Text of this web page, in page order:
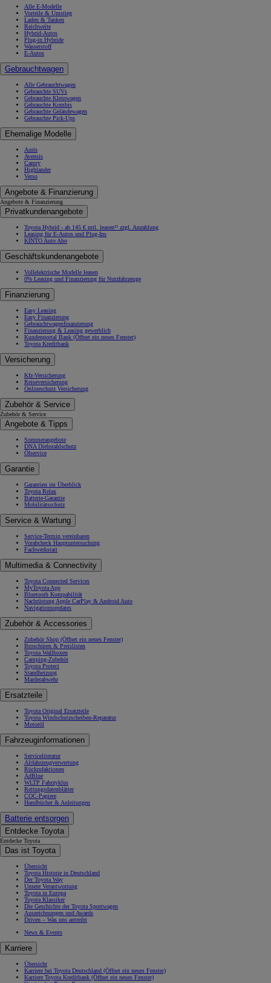
Alle E-Modelle
Vorteile & Umstieg
Laden & Tanken
Reichweite
Hybrid-Autos
Plug-in Hybride
Wasserstoff
E-Autos
Gebrauchtwagen
Alle Gebrauchtwagen
Gebrauchte SUVs
Gebrauchte Kleinwagen
Gebrauchte Kombis
Gebrauchte Geländewagen
Gebrauchte Pick-Ups
Ehemalige Modelle
Auris
Avensis
Camry
Highlander
Verso
Angebote & Finanzierung
Angebote & Finanzierung
Privatkundenangebote
Toyota Hybrid - ab 145 € mtl. leasen¹² zzgl. Anzahlung
Leasing für E-Autos und Plug-Ins
KINTO Auto Abo
Geschäftskundenangebote
Vollelektrische Modelle leasen
0% Leasing und Finanzierung für Nutzfahrzeuge
Finanzierung
Easy Leasing
Easy Finanzierung
Gebrauchtwagenfinanzierung
Finanzierung & Leasing gewerblich
Kundenportal Bank (Öffnet ein neues Fenster)
Toyota Kreditbank
Versicherung
Kfz-Versicherung
Reiseversicherung
Onlineschutz Versicherung
Zubehör & Service
Zubehör & Service
Angebote & Tipps
Sommerangebote
DNA Diebstahlschutz
Ölservice
Garantie
Garantien im Überblick
Toyota Relax
Batterie-Garantie
Mobilitätsschutz
Service & Wartung
Service-Termin vereinbaren
Vorabcheck Hauptuntersuchung
Fachwerkstatt
Multimedia & Connectivity
Toyota Connected Services
MyToyota App
Bluetooth Kompabilität
Nachrüstung Apple CarPlay & Android Auto
Navigationsupdates
Zubehör & Accessories
Zubehör Shop (Öffnet ein neues Fenster)
Broschüren & Preislisten
Toyota Wallboxen
Camping-Zubehör
Toyota Protect
Standheizung
Marderabwehr
Ersatzteile
Toyota Original Ersatzteile
Toyota Windschutzscheiben-Reparatur
Motoröl
Fahrzeuginformationen
Serviceliteratur
Altfahrzeugverwertung
Rückrufaktionen
AdBlue
WLTP Fahrzyklus
Rettungsdatenblätter
COC-Papiere
Handbücher & Anleitungen
Batterie entsorgen
Entdecke Toyota
Entdecke Toyota
Das ist Toyota
Übersicht
Toyota Historie in Deutschland
Der Toyota Way
Unsere Verantwortung
Toyota in Europa
Toyota Klassiker
Die Geschichte der Toyota Sportwagen
Auszeichnungen und Awards
Driven – Was uns antreibt
News & Events
Karriere
Übersicht
Karriere bei Toyota Deutschland (Öffnet ein neues Fenster)
Karriere Toyota Kreditbank (Öffnet ein neues Fenster)